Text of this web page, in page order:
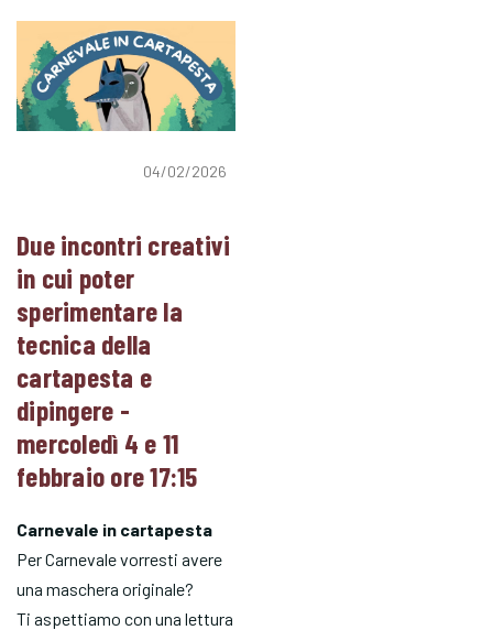
04/02/2026
Due incontri creativi
in cui poter
sperimentare la
tecnica della
cartapesta e
dipingere -
mercoledì 4 e 11
febbraio ore 17:15
Carnevale in cartapesta
Per Carnevale vorresti avere
una maschera originale?
Ti aspettiamo con una lettura